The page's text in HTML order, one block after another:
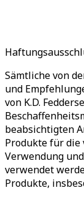
Sämtliche von
und
von K.D.
beabsichtigten
Produkte für die
Verwendung
verwendet
Produkte,